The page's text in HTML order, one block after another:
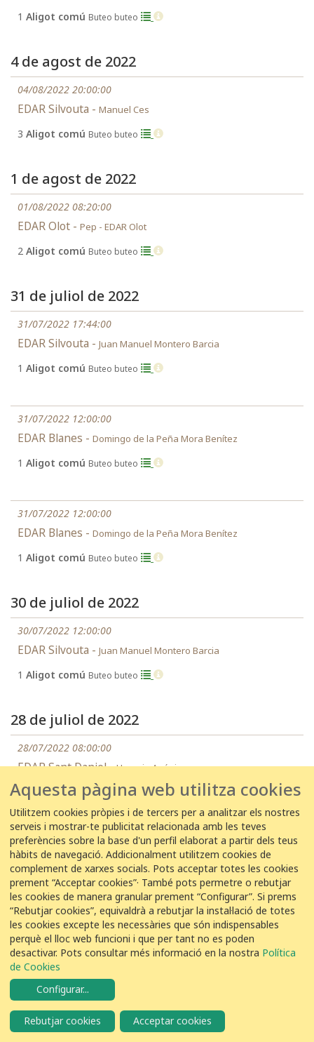
1 Aligot comú Buteo buteo
4 de agost de 2022
04/08/2022 20:00:00
EDAR Silvouta - Manuel Ces
3 Aligot comú Buteo buteo
1 de agost de 2022
01/08/2022 08:20:00
EDAR Olot - Pep - EDAR Olot
2 Aligot comú Buteo buteo
31 de juliol de 2022
31/07/2022 17:44:00
EDAR Silvouta - Juan Manuel Montero Barcia
1 Aligot comú Buteo buteo
31/07/2022 12:00:00
EDAR Blanes - Domingo de la Peña Mora Benítez
1 Aligot comú Buteo buteo
31/07/2022 12:00:00
EDAR Blanes - Domingo de la Peña Mora Benítez
1 Aligot comú Buteo buteo
30 de juliol de 2022
30/07/2022 12:00:00
EDAR Silvouta - Juan Manuel Montero Barcia
1 Aligot comú Buteo buteo
28 de juliol de 2022
28/07/2022 08:00:00
EDAR Sant Daniel -Usuario Anónimo
1Aligot comú Buteo buteo
27 de juliol de 2022
27/07/2022 20:00:00
EDAR Silvouta -Manuel Ces
3Aligot comú Buteo buteo
26 de juliol de 2022
26/07/2022 20:00:00
EDAR Silvouta -Manuel Ces
1Aligot comú Buteo buteo
Aquesta pàgina web utilitza cookies
Utilitzem cookies pròpies i de tercers per a analitzar els nostres
serveis i mostrar-te publicitat relacionada amb les teves
preferències sobre la base d'un perfil elaborat a partir dels teus
hàbits de navegació. Addicionalment utilitzem cookies de
complement de xarxes socials. Pots acceptar totes les cookies
prement “Acceptar cookies”· També pots permetre o rebutjar
les cookies de manera granular prement “Configurar”. Si prems
“Rebutjar cookies”, equivaldrà a rebutjar la instal·lació de totes
les cookies excepte les necessàries que són indispensables
perquè el lloc web funcioni i que per tant no es poden
desactivar. Pots consultar més informació en la nostra Política
de Cookies
Configurar...
Rebutjar cookies Acceptar cookies